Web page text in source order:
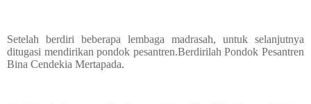
Setelah berdiri beberapa lembaga madrasah, untuk selanjutnya
ditugasi mendirikan pondok pesantren.Berdirilah Pondok Pesantren
Bina Cendekia Mertapada.